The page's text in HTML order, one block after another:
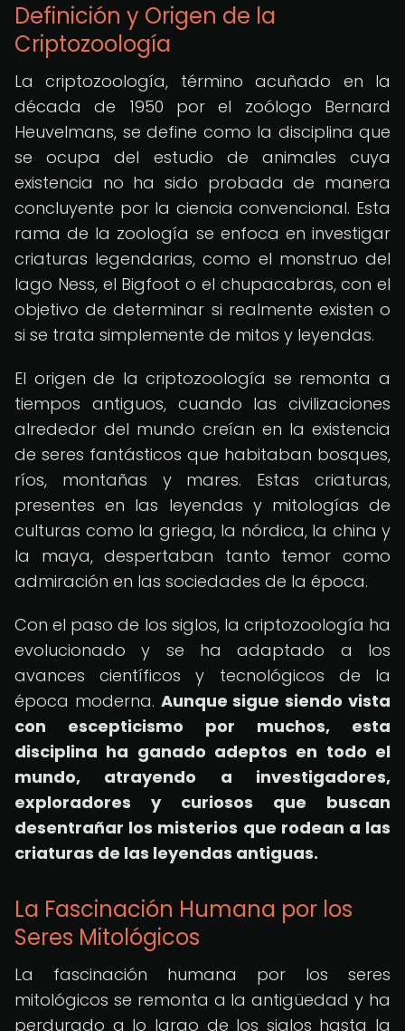
Definición y Origen de la
Criptozoología
La criptozoología, término acuñado en la
década de 1950 por el zoólogo Bernard
Heuvelmans, se define como la disciplina que
se ocupa del estudio de animales cuya
existencia no ha sido probada de manera
concluyente por la ciencia convencional. Esta
rama de la zoología se enfoca en investigar
criaturas legendarias, como el monstruo del
lago Ness, el Bigfoot o el chupacabras, con el
objetivo de determinar si realmente existen o
si se trata simplemente de mitos y leyendas.
El origen de la criptozoología se remonta a
tiempos antiguos, cuando las civilizaciones
alrededor del mundo creían en la existencia
de seres fantásticos que habitaban bosques,
ríos, montañas y mares. Estas criaturas,
presentes en las leyendas y mitologías de
culturas como la griega, la nórdica, la china y
la maya, despertaban tanto temor como
admiración en las sociedades de la época.
Con el paso de los siglos, la criptozoología ha
evolucionado y se ha adaptado a los
avances científicos y tecnológicos de la
época moderna. Aunque sigue siendo vista
con escepticismo por muchos, esta
disciplina ha ganado adeptos en todo el
mundo, atrayendo a investigadores,
exploradores y curiosos que buscan
desentrañar los misterios que rodean a las
criaturas de las leyendas antiguas.
La Fascinación Humana por los
Seres Mitológicos
La fascinación humana por los seres
mitológicos se remonta a la antigüedad y ha
perdurado a lo largo de los siglos hasta la